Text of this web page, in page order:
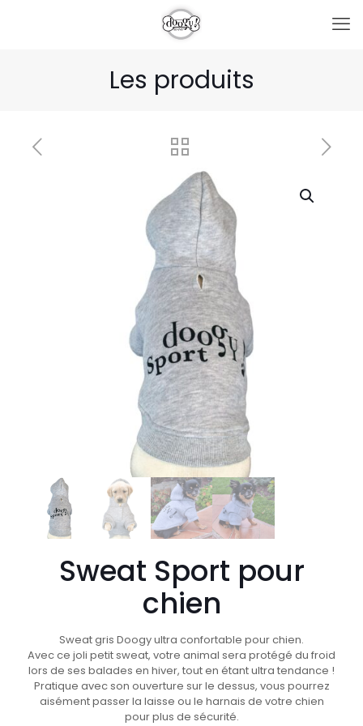
Les produits
Sweat Sport pour
chien
Sweat gris Doogy ultra confortable pour chien.
Avec ce joli petit sweat, votre animal sera protégé du froid
lors de ses balades en hiver, tout en étant ultra tendance !
Pratique avec son ouverture sur le dessus, vous pourrez
aisément passer la laisse ou le harnais de votre chien
pour plus de sécurité.